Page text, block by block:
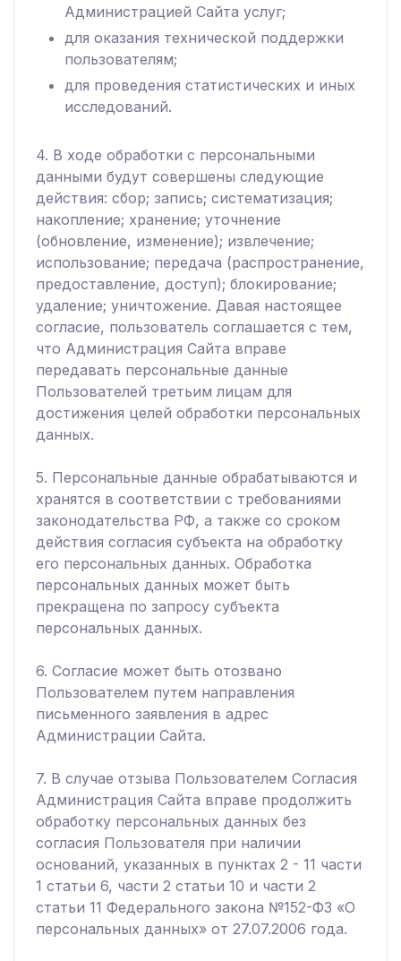
Администрацией Сайта услуг;
для оказания технической поддержки
пользователям;
для проведения статистических и иных
исследований.
4. В ходе обработки с персональными
данными будут совершены следующие
действия: сбор; запись; систематизация;
накопление; хранение; уточнение
(обновление, изменение); извлечение;
использование; передача (распространение,
предоставление, доступ); блокирование;
удаление; уничтожение. Давая настоящее
согласие, пользователь соглашается с тем,
что Администрация Сайта вправе
передавать персональные данные
Пользователей третьим лицам для
достижения целей обработки персональных
данных.
5. Персональные данные обрабатываются и
хранятся в соответствии с требованиями
законодательства РФ, а также со сроком
действия согласия субъекта на обработку
его персональных данных. Обработка
персональных данных может быть
прекращена по запросу субъекта
персональных данных.
6. Согласие может быть отозвано
Пользователем путем направления
письменного заявления в адрес
Администрации Сайта.
7. В случае отзыва Пользователем Согласия
Администрация Сайта вправе продолжить
обработку персональных данных без
согласия Пользователя при наличии
оснований, указанных в пунктах 2 - 11 части
1 статьи 6, части 2 статьи 10 и части 2
статьи 11 Федерального закона №152-ФЗ «О
персональных данных» от 27.07.2006 года.